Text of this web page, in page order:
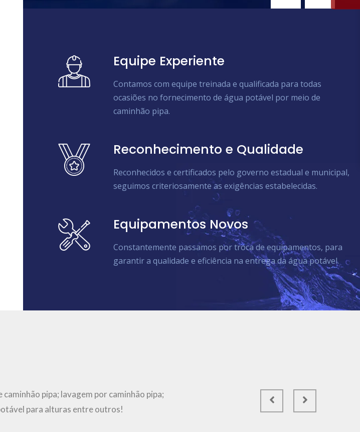
Equipe Experiente
Contamos com equipe treinada e qualificada para todas
ocasiões no fornecimento de água potável por meio de
caminhão pipa.
Reconhecimento e Qualidade
Reconhecidos e certificados pelo governo estadual e municipal,
seguimos criteriosamente as exigências estabelecidas.
Equipamentos Novos
Constantemente passamos por troca de equipamentos, para
garantir a qualidade e eficiência na entrega da água potável.
pipa; lavagem por caminhão pipa;
para alturas entre outros!